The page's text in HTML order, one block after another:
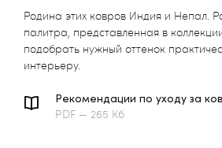
Родина этих ковров Индия и Непал.
палитра, представленная в
подобрать нужный оттенок
интерьеру.
Рекомендации по уходу за
PDF — 265 Кб